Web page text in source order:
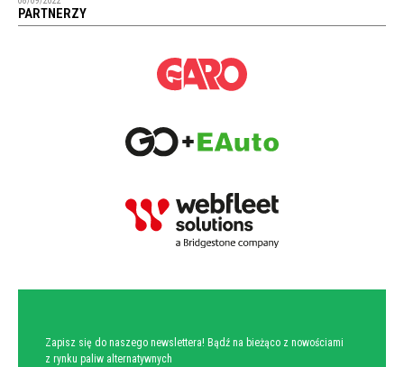
PARTNERZY
Zapisz się do naszego newslettera! Bądź na bieżąco z nowościami
z rynku paliw alternatywnych